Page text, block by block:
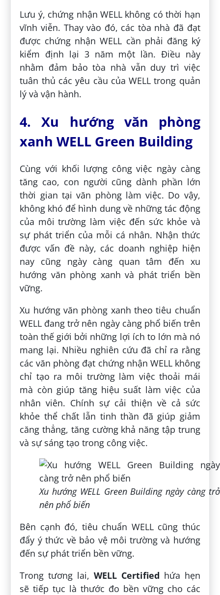
Lưu ý, chứng nhận WELL không có thời hạn
vĩnh viễn. Thay vào đó, các tòa nhà đã đạt
được chứng nhận WELL cần phải đăng ký
kiểm định lại 3 năm một lần. Điều này
nhằm đảm bảo tòa nhà vẫn duy trì việc
tuân thủ các yêu cầu của WELL trong quản
lý và vận hành.
4. Xu hướng văn phòng
xanh WELL Green Building
Cùng với khối lượng công việc ngày càng
tăng cao, con người cũng dành phần lớn
thời gian tại văn phòng làm việc. Do vậy,
không khó để hình dung về những tác động
của môi trường làm việc đến sức khỏe và
sự phát triển của mỗi cá nhân. Nhận thức
được vấn đề này, các doanh nghiệp hiện
nay cũng ngày càng quan tâm đến xu
hướng văn phòng xanh và phát triển bền
vững.
Xu hướng văn phòng xanh theo tiêu chuẩn
WELL đang trở nên ngày càng phổ biến trên
toàn thế giới bởi những lợi ích to lớn mà nó
mang lại. Nhiều nghiên cứu đã chỉ ra rằng
các văn phòng đạt chứng nhận WELL không
chỉ tạo ra môi trường làm việc thoải mái
mà còn giúp tăng hiệu suất làm việc của
nhân viên. Chính sự cải thiện về cả sức
khỏe thể chất lẫn tinh thần đã giúp giảm
căng thẳng, tăng cường khả năng tập trung
và sự sáng tạo trong công việc.
Xu hướng WELL Green Building ngày càng trở
nên phổ biến
Bên cạnh đó, tiêu chuẩn WELL cũng thúc
đẩy ý thức về bảo vệ môi trường và hướng
đến sự phát triển bền vững.
Trong tương lai, WELL Certified hứa hẹn
sẽ tiếp tục là thước đo bền vững cho các